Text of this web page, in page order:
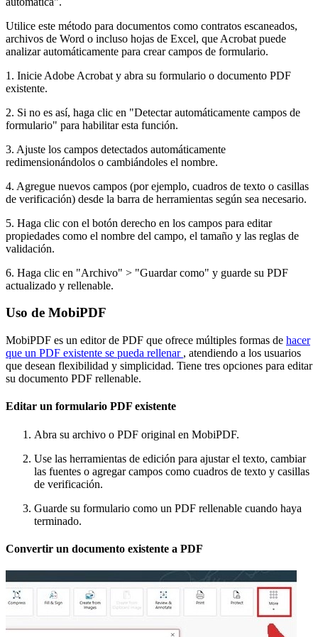
Utilice este método para documentos como contratos escaneados,
archivos de Word o incluso hojas de Excel, que Acrobat puede
analizar automáticamente para crear campos de formulario.
1. Inicie Adobe Acrobat y abra su formulario o documento PDF
existente.
2. Si no es así, haga clic en "Detectar automáticamente campos de
formulario" para habilitar esta función.
3. Ajuste los campos detectados automáticamente
redimensionándolos o cambiándoles el nombre.
4. Agregue nuevos campos (por ejemplo, cuadros de texto o casillas
de verificación) desde la barra de herramientas según sea necesario.
5. Haga clic con el botón derecho en los campos para editar
propiedades como el nombre del campo, el tamaño y las reglas de
validación.
6. Haga clic en "Archivo" > "Guardar como" y guarde su PDF
actualizado y rellenable.
Uso de MobiPDF
MobiPDF es un editor de PDF que ofrece múltiples formas de hacer
que un PDF existente se pueda rellenar , atendiendo a los usuarios
que desean flexibilidad y simplicidad. Tiene tres opciones para editar
su documento PDF rellenable.
Editar un formulario PDF existente
Abra su archivo o PDF original en MobiPDF.
Use las herramientas de edición para ajustar el texto, cambiar
las fuentes o agregar campos como cuadros de texto y casillas
de verificación.
Guarde su formulario como un PDF rellenable cuando haya
terminado.
Convertir un documento existente a PDF